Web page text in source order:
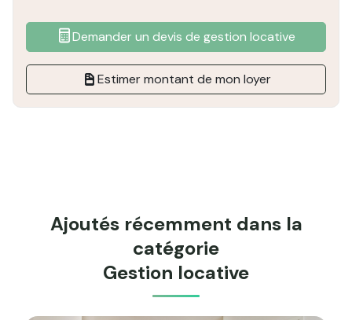
Demander un devis de gestion locative
Estimer montant de mon loyer
Ajoutés récemment dans la
catégorie
Gestion locative